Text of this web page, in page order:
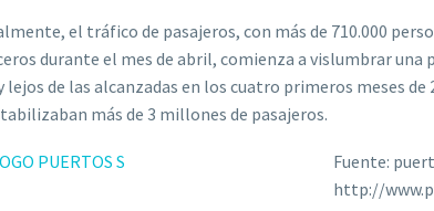
el tráfico de pasajeros, con más de 710.000
durante el mes de abril, comienza a vislumbrar una
lejos de las alcanzadas en los cuatro primeros meses de
más de 3 millones de pasajeros.
Fuente:
http://